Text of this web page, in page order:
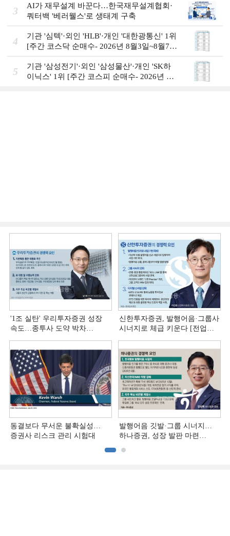
3
AI가 재무설계 바꾼다…한국재무설계협회·
쿼터백 '베러웰스'로 생태계 구축
4
기관 '심텍'·외인 'HLB'·개인 '대한광통신' 1위
[주간 코스닥 순매수- 2026년 8월3일~8월7
일]
5
기관 '삼성전기'·외인 '삼성물산'·개인 'SK하
이닉스' 1위 [주간 코스피 순매수- 2026년 8
'1조 실탄' 우리투자증권 성장
속도…종투사 도약 박차
증권사 (5)]
신한투자증권, 발행어음·그룹사
시너지로 체급 키운다 [전업계
동결보다 무서운 불확실성…
증권사 리스크 관리 시험대
발행어음 깃발·그룹 시너지…
하나증권, 성장 발판 마련